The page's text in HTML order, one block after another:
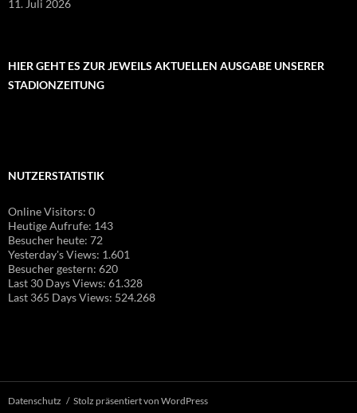
11. Juli 2026
HIER GEHT ES ZUR JEWEILS AKTUELLEN AUSGABE UNSERER
STADIONZEITUNG
NUTZERSTATISTIK
Online Visitors: 0
Heutige Aufrufe: 143
Besucher heute: 72
Yesterday's Views: 1.601
Besucher gestern: 620
Last 30 Days Views: 61.328
Last 365 Days Views: 524.268
Datenschutz Stolz präsentiert von WordPress